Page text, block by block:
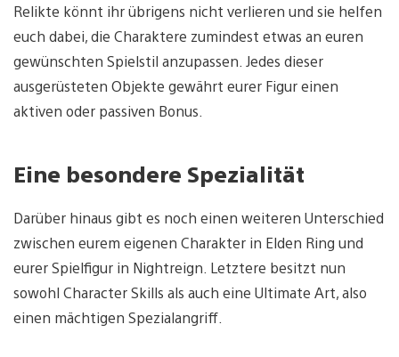
Relikte könnt ihr übrigens nicht verlieren und sie helfen
euch dabei, die Charaktere zumindest etwas an euren
gewünschten Spielstil anzupassen. Jedes dieser
ausgerüsteten Objekte gewährt eurer Figur einen
aktiven oder passiven Bonus.
Eine besondere Spezialität
Darüber hinaus gibt es noch einen weiteren Unterschied
zwischen eurem eigenen Charakter in Elden Ring und
eurer Spielfigur in Nightreign. Letztere besitzt nun
sowohl Character Skills als auch eine Ultimate Art, also
einen mächtigen Spezialangriff.